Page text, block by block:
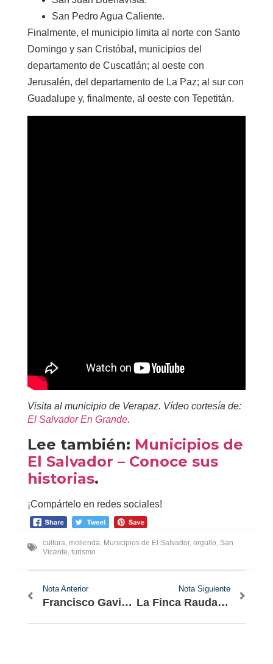
San Pedro Agua Caliente.
Finalmente, el municipio limita al norte con Santo
Domingo y san Cristóbal, municipios del
departamento de Cuscatlán; al oeste con
Jerusalén, del departamento de La Paz; al sur con
Guadalupe y, finalmente, al oeste con Tepetitán.
Visita al municipio de Verapaz. Vídeo cortesía de:
El Salvador En Grande.
Lee también: Municipios de
El Salvador – Conoce sus
historias.
¡Compártelo en redes sociales!
cultura, molienda, Municipios de El Salvador, orgullo, San
Vicente, turismo
Nota Anterior
Francisco Gavidia, su vida y obra
Nota Siguiente
La Finca Rauda y sus impresionantes miradores